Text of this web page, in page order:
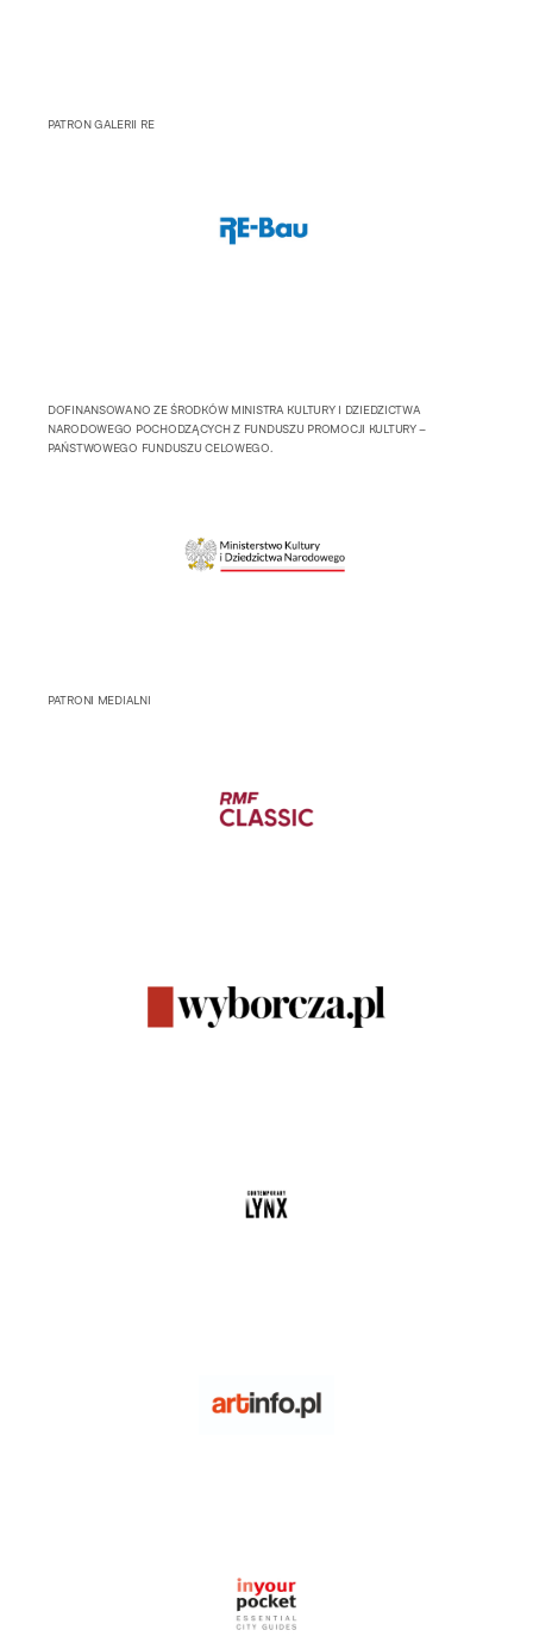
PATRON GALERII RE
DOFINANSOWANO ZE ŚRODKÓW MINISTRA KULTURY I DZIEDZICTWA
NARODOWEGO POCHODZĄCYCH Z FUNDUSZU PROMOCJI KULTURY –
PAŃSTWOWEGO FUNDUSZU CELOWEGO.
PATRONI MEDIALNI